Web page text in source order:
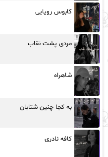
کابوس رویایی
مردی پشت نقاب
شاهراه
به کجا چنین شتابان
کافه نادری